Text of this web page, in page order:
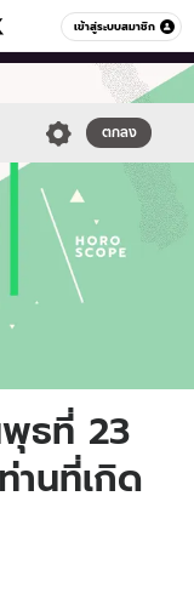
เข้าสู่ระบบสมาชิก
หมวดอื่นๆ
ตกลง
ธที่ 23
านที่เกิด